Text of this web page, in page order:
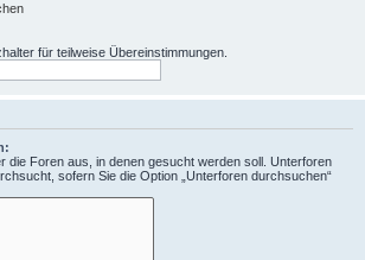
für teilweise Übereinstimmungen.
die Foren aus, in denen gesucht werden soll. Unterforen
sofern Sie die Option „Unterforen durchsuchen“